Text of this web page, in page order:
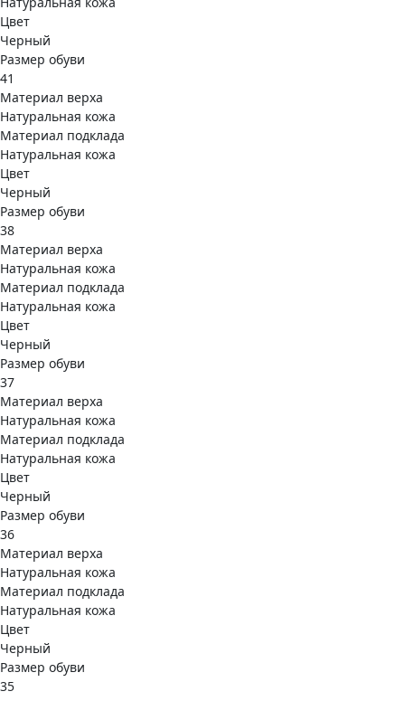
Цвет
Черный
Размер обуви
41
Материал верха
Натуральная кожа
Материал подклада
Натуральная кожа
Цвет
Черный
Размер обуви
38
Материал верха
Натуральная кожа
Материал подклада
Натуральная кожа
Цвет
Черный
Размер обуви
37
Материал верха
Натуральная кожа
Материал подклада
Натуральная кожа
Цвет
Черный
Размер обуви
36
Материал верха
Натуральная кожа
Материал подклада
Натуральная кожа
Цвет
Черный
Размер обуви
35